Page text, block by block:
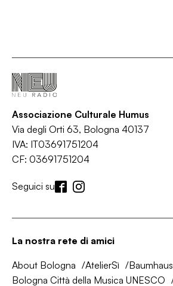
Associazione Culturale Humus
Via degli Orti 63, Bologna 40137
IVA: IT03691751204
CF: 03691751204
Seguici su
La nostra rete di amici
About Bologna AtelierSì
Baumhaus
Bologna Città della Musica UNESCO